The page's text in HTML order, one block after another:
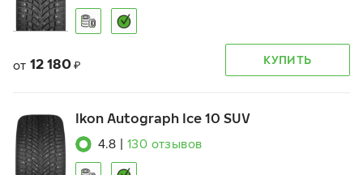
от 12 180 ₽ КУПИТЬ
Ikon Autograph Ice 10 SUV
4.8 130 отзывов